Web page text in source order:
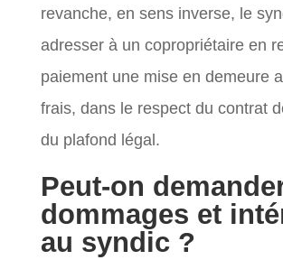
revanche, en sens inverse, le
adresser à un copropriétaire en
paiement une mise en demeure
frais, dans le respect du contrat
du plafond légal.
Peut-on
dommages et
au syndic ?